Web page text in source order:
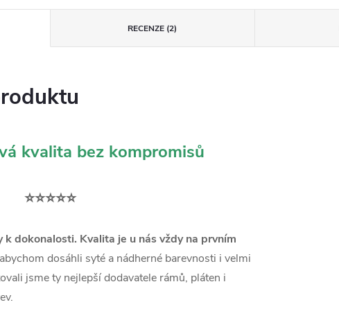
RECENZE (2)
kvalita bez kompromisů
⭐⭐⭐⭐⭐
dokonalosti. Kvalita je u nás vždy na prvním
dosáhli syté a nádherné barevnosti i velmi
jsme ty nejlepší dodavatele rámů, pláten i